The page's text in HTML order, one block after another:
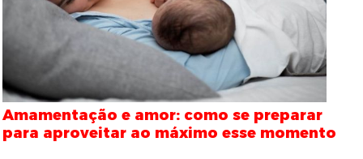
Amamentação e amor: como se preparar
para aproveitar ao máximo esse momento